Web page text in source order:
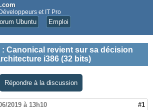
et IT Pro
Ubuntu Emploi
: Canonical revient sur sa décision
i386 (32 bits)
Répondre à la discussion
2019 à 13h10 #1